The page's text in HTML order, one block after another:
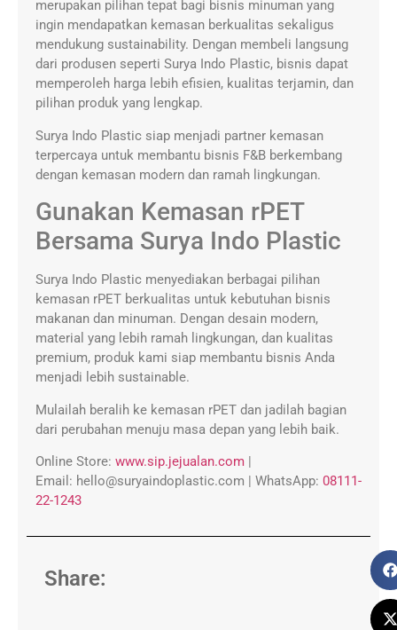
merupakan pilihan tepat bagi bisnis minuman yang
ingin mendapatkan kemasan berkualitas sekaligus
mendukung sustainability. Dengan membeli langsung
dari produsen seperti Surya Indo Plastic, bisnis dapat
memperoleh harga lebih efisien, kualitas terjamin, dan
pilihan produk yang lengkap.
Surya Indo Plastic siap menjadi partner kemasan
terpercaya untuk membantu bisnis F&B berkembang
dengan kemasan modern dan ramah lingkungan.
Gunakan Kemasan rPET
Bersama Surya Indo Plastic
Surya Indo Plastic menyediakan berbagai pilihan
kemasan rPET berkualitas untuk kebutuhan bisnis
makanan dan minuman. Dengan desain modern,
material yang lebih ramah lingkungan, dan kualitas
premium, produk kami siap membantu bisnis Anda
menjadi lebih sustainable.
Mulailah beralih ke kemasan rPET dan jadilah bagian
dari perubahan menuju masa depan yang lebih baik.
Online Store: www.sip.jejualan.com |
Email: hello@suryaindoplastic.com | WhatsApp: 08111-
22-1243
Share: